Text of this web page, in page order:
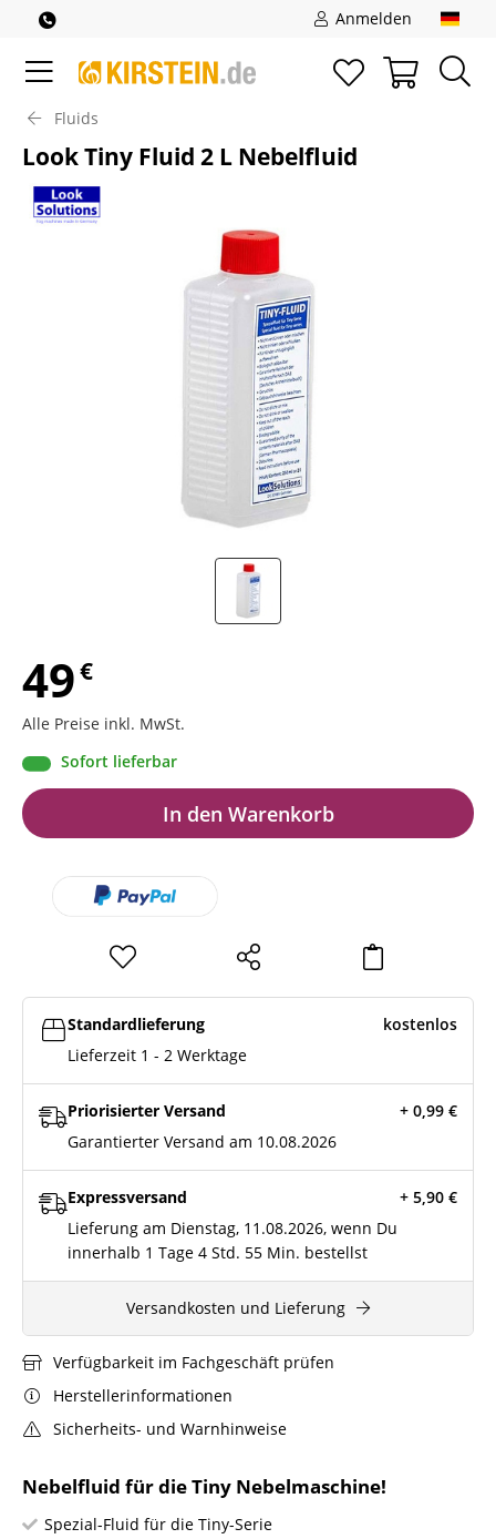
Anmelden
Fluids
Look Tiny Fluid 2 L Nebelfluid
Nebelfluid für die Tiny Nebelmaschine!
Spezial-Fluid für die Tiny-Serie
49€
Alle Preise inkl. MwSt.
Sofort lieferbar
In den Warenkorb
Standardlieferung
kostenlos
Lieferzeit 1 - 2 Werktage
Priorisierter Versand + 0,99 €
Garantierter Versand am 10.08.2026
Expressversand + 5,90 €
Lieferung am Dienstag, 11.08.2026, wenn Du
innerhalb 1 Tage 4 Std. 55 Min. bestellst
Versandkosten und Lieferung
Verfügbarkeit im Fachgeschäft prüfen
Herstellerinformationen
Sicherheits- und Warnhinweise